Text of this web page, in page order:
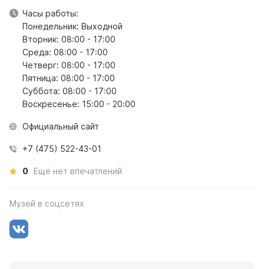
Часы работы:
Понедельник: Выходной
Вторник: 08:00 - 17:00
Среда: 08:00 - 17:00
Четверг: 08:00 - 17:00
Пятница: 08:00 - 17:00
Суббота: 08:00 - 17:00
Воскресенье: 15:00 - 20:00
Официальный сайт
+7 (475) 522-43-01
0 Ещё нет впечатлений
Музей в соцсетях